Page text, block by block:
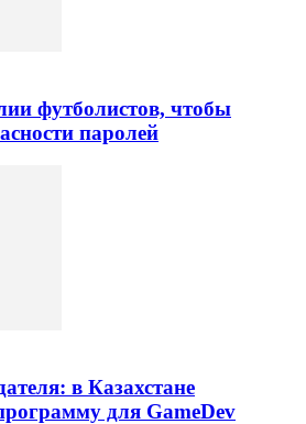
футболистов, чтобы
паролей
в Казахстане
для GameDev